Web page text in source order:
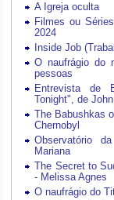
A Igreja oculta
Filmes ou
2024
Inside Job
O naufrágio do
pessoas
Entrevista de
Tonight", de
The Babushkas
Chernobyl
Observatório
Mariana
The Secret to
- Melissa Agnes
O naufrágio do